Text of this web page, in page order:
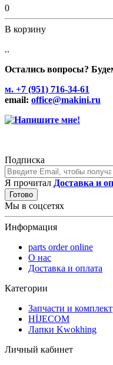
0
В корзину
..
Остались вопросы?
м. +7 (951) 716-34-61
email: office@makini.ru
Подписка
Я прочитал Доставка и
Готово
Мы в соцсетях
Информация
parts order onlinе
О нас
Доставка и оплата
Категории
Запчасти и
HİJECOM
Лапки Kwokhing
Личный кабинет